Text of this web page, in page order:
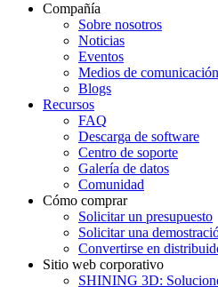
Compañía
Sobre nosotros
Noticias
Eventos
Medios de comunicación
Blogs
Recursos
FAQ
Descarga de software
Centro de soporte
Galería de datos
Comunidad
Cómo comprar
Solicitar un presupuesto
Solicitar una
Convertirse en
Sitio web corporativo
SHINING 3D: